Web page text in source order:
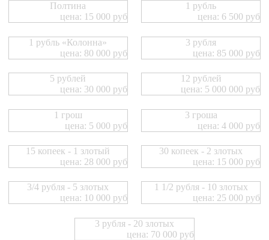
Полтина
цена: 15 000 руб
1 рубль
цена: 6 500 руб
1 рубль «Колонна»
цена: 80 000 руб
3 рубля
цена: 85 000 руб
5 рублей
цена: 30 000 руб
12 рублей
цена: 5 000 000 руб
1 грош
цена: 5 000 руб
3 гроша
цена: 4 000 руб
15 копеек - 1 злотый
цена: 28 000 руб
30 копеек - 2 злотых
цена: 15 000 руб
3/4 рубля - 5 злотых
цена: 10 000 руб
1 1/2 рубля - 10 злотых
цена: 25 000 руб
3 рубля - 20 злотых
цена: 70 000 руб